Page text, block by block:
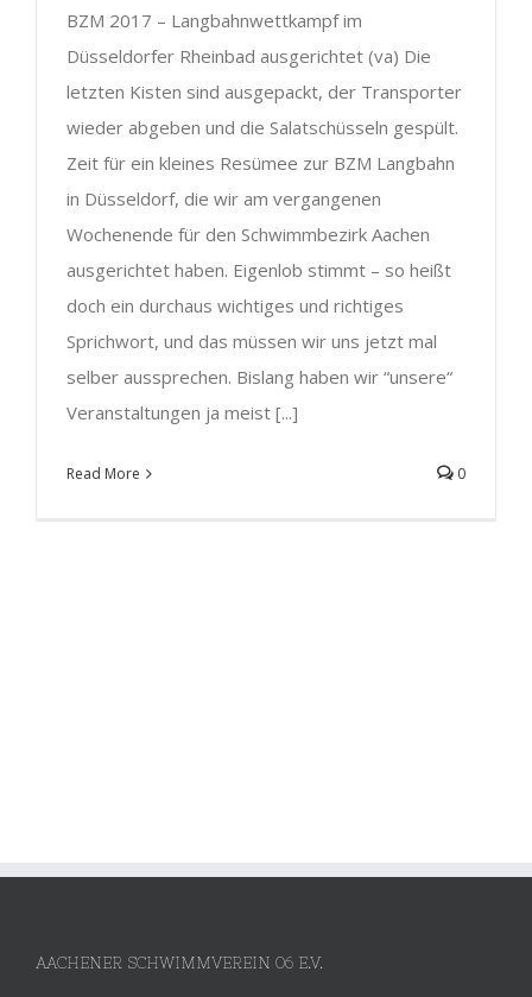
BZM 2017 – Langbahnwettkampf im
Düsseldorfer Rheinbad ausgerichtet (va) Die
letzten Kisten sind ausgepackt, der Transporter
wieder abgeben und die Salatschüsseln gespült.
Zeit für ein kleines Resümee zur BZM Langbahn
in Düsseldorf, die wir am vergangenen
Wochenende für den Schwimmbezirk Aachen
ausgerichtet haben. Eigenlob stimmt – so heißt
doch ein durchaus wichtiges und richtiges
Sprichwort, und das müssen wir uns jetzt mal
selber aussprechen. Bislang haben wir “unsere“
Veranstaltungen ja meist [...]
Read More 0
AACHENER SCHWIMMVEREIN 06 E.V.